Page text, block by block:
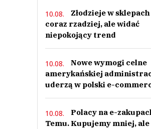
10.08.
Złodzieje w
coraz rzadziej, ale widać
niepokojący trend
10.08.
Nowe wymogi celne
amerykańskiej
uderzą w polski e-
10.08.
Polacy na e-
Temu. Kupujemy mniej,